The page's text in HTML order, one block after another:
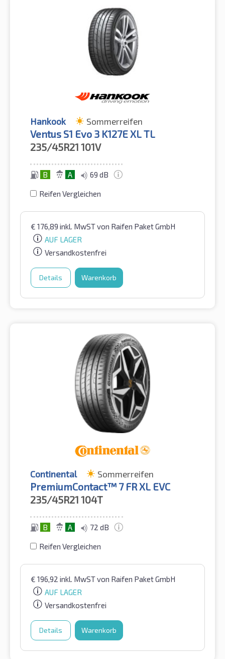
Hankook Sommerreifen
Ventus S1 Evo 3 K127E XL TL
235/45R21 101V
B A 69 dB
Reifen Vergleichen
€ 176,89 inkl. MwSTvon Raifen Paket GmbH
AUF LAGER
Versandkostenfrei
Details Warenkorb
Continental Sommerreifen
PremiumContact™ 7 FR XL EVC
235/45R21 104T
B A 72 dB
Reifen Vergleichen
€ 196,92 inkl. MwSTvon Raifen Paket GmbH
AUF LAGER
Versandkostenfrei
Details Warenkorb